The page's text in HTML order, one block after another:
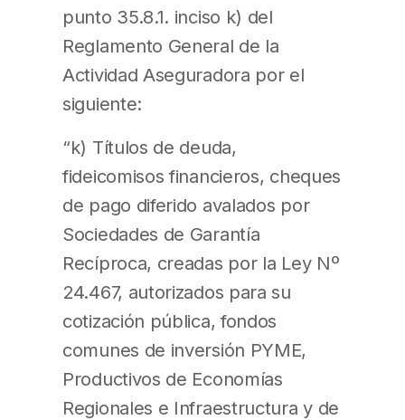
punto 35.8.1. inciso k) del
Reglamento General de la
Actividad Aseguradora por el
siguiente:
“k) Títulos de deuda,
fideicomisos financieros, cheques
de pago diferido avalados por
Sociedades de Garantía
Recíproca, creadas por la Ley Nº
24.467, autorizados para su
cotización pública, fondos
comunes de inversión PYME,
Productivos de Economías
Regionales e Infraestructura y de